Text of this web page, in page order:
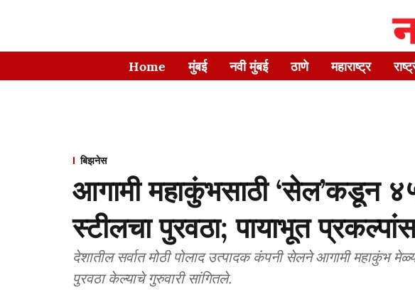
Home मुंबई नवी मुंबई ठाणे महाराष्ट्र
बिझनेस
आगामी महाकुंभसाठी ‘सेल’कडून
स्टीलचा पुरवठा; पायाभूत
देशातील सर्वात मोठी पोलाद उत्पादक कंपनी सेलने आगामी महाकुंभ
पुरवठा केल्याचे गुरुवारी सांगितले.